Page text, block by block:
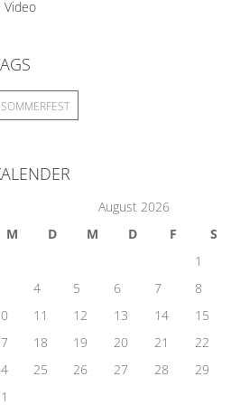
Video
SOMMERFEST
August 2026
M
D M D F S
1
4 5 6 7 8
11 12 13 14 15
18 19 20 21 22
25 26 27 28 29